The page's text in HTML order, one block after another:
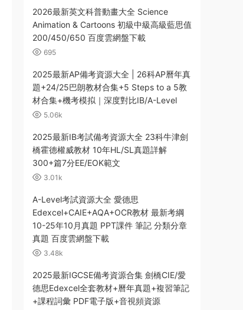
2026最新英文科普動畫大全 Science
Animation & Cartoons 初級中級高級藍思值
200/450/650 百度雲網盤下載
695
2025最新AP備考資源大全 | 26科AP曆年真
題+24/25巴朗教材合集+5 Steps to a 5教
材合集+機考模拟｜深度對比IB/A-Level
5.06k
2025最新IB考試備考資源大全 23科牛津劍
橋霍德權威教材 10年HL/SL真題詳解
300+篇7分EE/EOK範文
3.01k
A-Level考試資源大全 愛德思
Edexcel+CAIE+AQA+OCR教材 最新考綱
10-25年10月真題 PPT課件 筆記 分類分章
真題 百度雲網盤下載
3.48k
2025最新IGCSE備考資源合集 劍橋CIE/愛
德思Edexcel全套教材+曆年真題+複習筆記
+課程詞彙 PDF電子版+音視頻資源